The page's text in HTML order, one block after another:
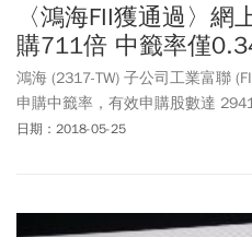
〈鴻海FII獲通過〉
購711倍 中籤率僅
鴻海 (2317-TW) 子公司工業富聯
申購中籤率，有效申購股數達
0.14%，由於申購倍數達 711 倍，
日期：2018-05-25